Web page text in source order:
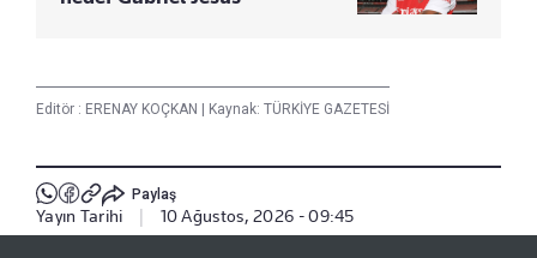
Editör : ERENAY KOÇKAN | Kaynak: TÜRKİYE GAZETESİ
Paylaş
Yayın Tarihi | 10 Ağustos, 2026 - 09:45